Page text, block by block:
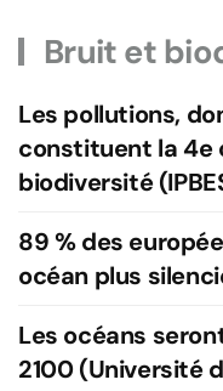
Bruit et
Les pollutions,
constituent la 4e
biodiversité
89 % des
océan plus
Les océans
2100 (Université